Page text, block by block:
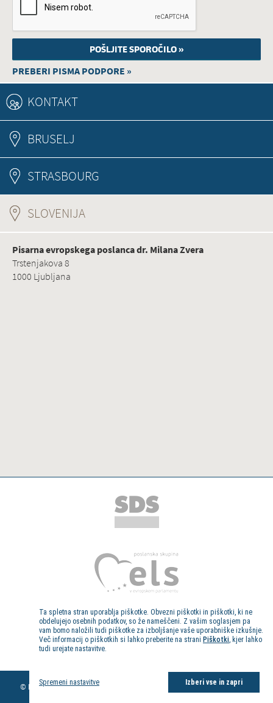
PREBERI PISMA PODPORE »
KONTAKT
BRUSELJ
STRASBOURG
SLOVENIJA
Pisarna evropskega poslanca dr. Milana Zvera
Trstenjakova 8
1000 Ljubljana
© Evropski poslanec dr. Milan Zver, 2013. Vse pravice pridržane.Pravno
Politika piškotkov
Ta spletna stran uporablja piškotke. Obvezni piškotki in piškotki, ki ne
obdelujejo osebnih podatkov, so že nameščeni. Z vašim soglasjem pa
vam bomo naložili tudi piškotke za izboljšanje vaše uporabniške izkušnje.
Več informacij o piškotkih si lahko preberite na strani Piškotki, kjer lahko
tudi urejate nastavitve.
Spremeni nastavitve Izberi vse in zapri